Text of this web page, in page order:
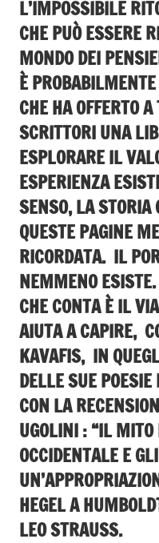
L’IMPOSSIBILE
CHE PUÒ ESSERE
MONDO DEI
È
CHE HA OFFERTO
SCRITTORI UNA
ESPLORARE IL
ESPERIENZA
SENSO, LA STORIA
QUESTE PAGINE
RICORDATA. IL
NEMMENO
CHE CONTA È IL
AIUTA A CAPIRE,
KAVAFIS, IN
DELLE SUE
CON LA
UGOLINI : “IL
OCCIDENTALE E
HEGEL A
LEO STRAUSS.